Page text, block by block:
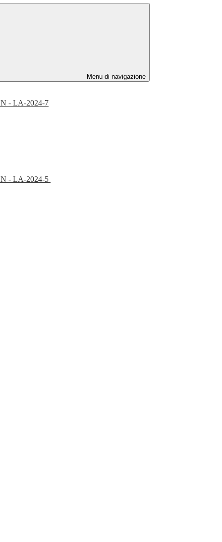
Menu di navigazione
- LA-2024-7
- LA-2024-5